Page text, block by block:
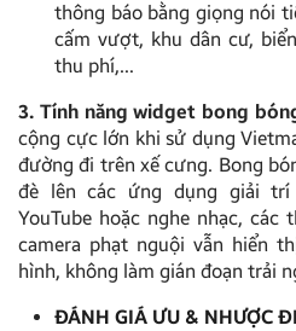
thông báo bằng giọng nói
cấm vượt, khu dân cư,
thu phí,…
3. Tính năng widget bong
cộng cực lớn khi sử dụng
đường đi trên xế cưng. Bong
đè lên các ứng dụng giải
YouTube hoặc nghe nhạc,
camera phạt nguội vẫn hiển
hình, không làm gián đoạn trải
ĐÁNH GIÁ ƯU & NHƯỢC